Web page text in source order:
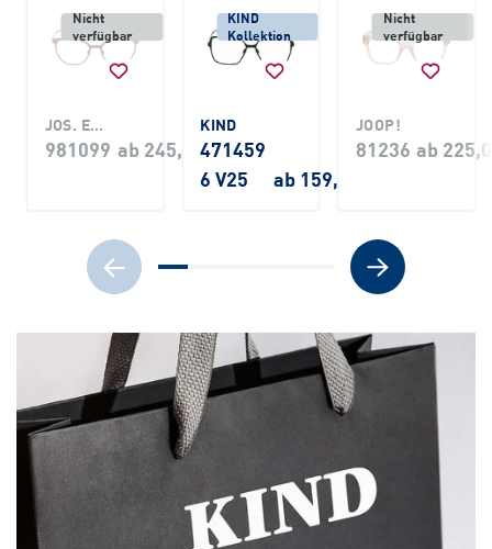
Nicht
verfügbar
JOS. ESCHENBACH
981099 ab 245,00 €
KIND
Kollektion
KIND
471459
6 V25
ab 159,00 €
Nicht
verfügbar
JOOP!
81236 ab